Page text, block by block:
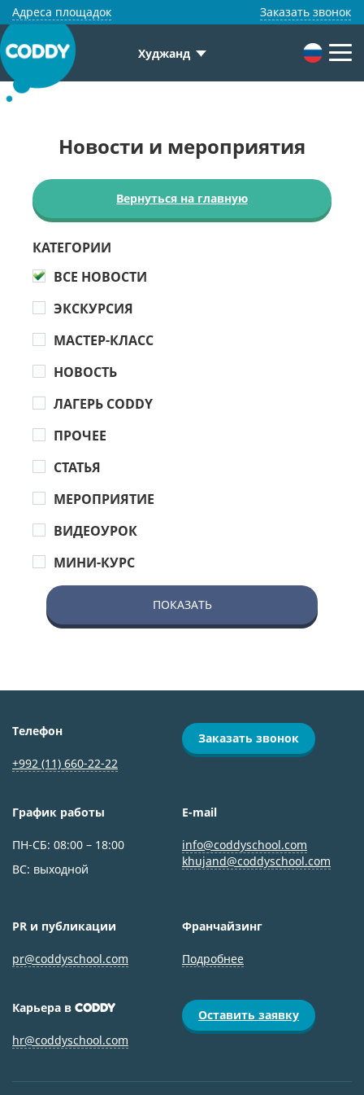
Адреса площадок Заказать звонок
Худжанд
Новости и мероприятия
Вернуться на главную
КАТЕГОРИИ
ВСЕ НОВОСТИ
ЭКСКУРСИЯ
МАСТЕР-КЛАСС
НОВОСТЬ
ЛАГЕРЬ CODDY
ПРОЧЕЕ
СТАТЬЯ
МЕРОПРИЯТИЕ
ВИДЕОУРОК
МИНИ-КУРС
ПОКАЗАТЬ
Телефон
+992 (11) 660-22-22
Заказать звонок
График работы
ПН-СБ: 08:00 ­– 18:00
ВС: выходной
E-mail
info@coddyschool.com
khujand@coddyschool.com
PR и публикации
pr@coddyschool.com
Франчайзинг
Подробнее
Карьера в CODDY
hr@coddyschool.com
Оставить заявку